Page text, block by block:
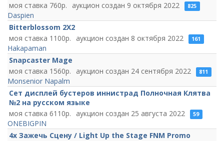
760
9 октября 2022 825
Daspien
Bitterblossom 2X2
1100
8 октября 2022 161
Hakapaman
Snapcaster Mage
1560
24 сентября 2022 811
Monsenior Napalm
Сет дисплей бустеров иннистрад Полночная Клятва
№2 на русском языке
6110
25 августа 2022 59
ONEBIGPIN
4х Зажечь Сцену / Light Up the Stage FNM Promo